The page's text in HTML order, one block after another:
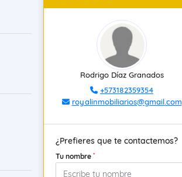
Rodrigo Díaz Granados
+573182359354
royalinmobiliarios@gmail.com
¿Prefieres que te contactemos?
Tu nombre *